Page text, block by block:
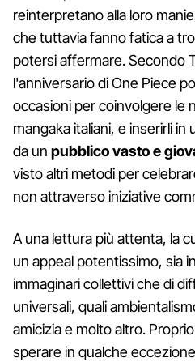
reinterpretano alla loro
che tuttavia fanno fatica a
potersi affermare. Secondo
l'anniversario di One Piece
occasioni per coinvolgere le
mangaka italiani, e inserirli
da un pubblico vasto e
visto altri metodi per
non attraverso iniziative
A una lettura più attenta, la
un appeal potentissimo, sia
immaginari collettivi che di
universali, quali
amicizia e molto altro.
sperare in qualche